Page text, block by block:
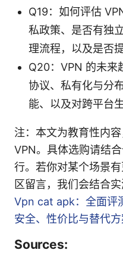
Q19：如何评估
私政策、是否有独
理流程，以及是否
Q20：VPN 的未来
协议、私有化与分
能、以及对跨平台
注：本文为教育性内
VPN。具体选购请结
行。若你对某个场景
区留言，我们会结合
Vpn cat apk：全面评
安全、性价比与替代方
Sources: